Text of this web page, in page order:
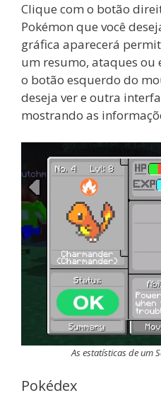
Clique com o botão
Pokémon que você
gráfica aparecerá
um resumo, ataques ou
o botão esquerdo do
deseja ver e outra
mostrando as
As estatísticas de um
Pokédex